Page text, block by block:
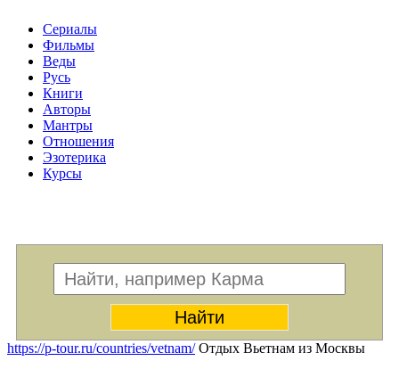
Сериалы
Фильмы
Веды
Русь
Книги
Авторы
Мантры
Отношения
Эзотерика
Курсы
https://p-tour.ru/countries/vetnam/Отдых Вьетнам из Москвы